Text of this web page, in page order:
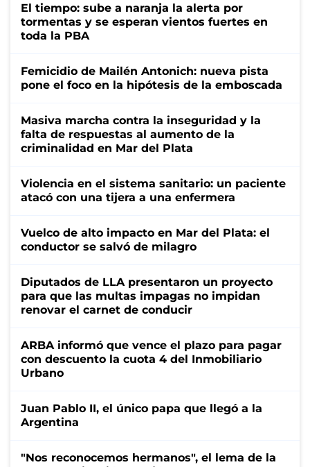
El tiempo: sube a naranja la alerta por
tormentas y se esperan vientos fuertes en
toda la PBA
Femicidio de Mailén Antonich: nueva pista
pone el foco en la hipótesis de la emboscada
Masiva marcha contra la inseguridad y la
falta de respuestas al aumento de la
criminalidad en Mar del Plata
Violencia en el sistema sanitario: un paciente
atacó con una tijera a una enfermera
Vuelco de alto impacto en Mar del Plata: el
conductor se salvó de milagro
Diputados de LLA presentaron un proyecto
para que las multas impagas no impidan
renovar el carnet de conducir
ARBA informó que vence el plazo para pagar
con descuento la cuota 4 del Inmobiliario
Urbano
Juan Pablo II, el único papa que llegó a la
Argentina
"Nos reconocemos hermanos", el lema de la